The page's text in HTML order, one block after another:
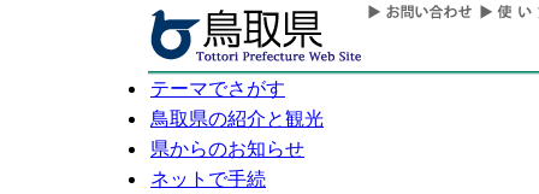
テーマでさがす
鳥取県の紹介と観光
県からのお知らせ
ネットで手続